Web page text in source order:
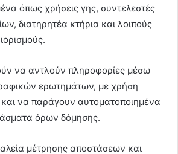
όπως χρήσεις γης, συντελεστές
διατηρητέα κτήρια και λοιπούς
να αντλούν πληροφορίες μέσω
ερωτημάτων, με χρήση
να παράγουν αυτοματοποιημένα
όρων δόμησης.
μέτρησης αποστάσεων και